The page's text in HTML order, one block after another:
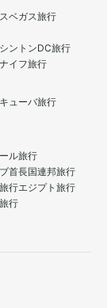
ベガス旅行
ントンDC旅行
イフ旅行
キューバ旅行
ル旅行
首長国連邦旅行
行エジプト旅行
行